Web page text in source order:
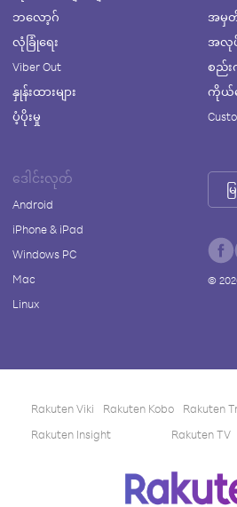
ဘလော့ဂ်
လုံခြုံရေး
Viber Out
နှုန်းထားများ
ပံ့ပိုးမှု
အမှ
အလုပ်
စည်း
ကိုယ်ရ
ဒေါင်းလုတ်
Android
iPhone & iPad
Windows PC
Mac
Linux
မ
©
Rakuten Viki Rakuten Kobo Rakuten
Rakuten Insight
Rakuten TV